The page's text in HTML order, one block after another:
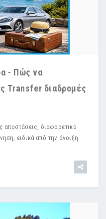
- Πώς να
Transfer διαδρομές
αποστάσεις, διαφορετικό
ειδικά από την άνοιξη